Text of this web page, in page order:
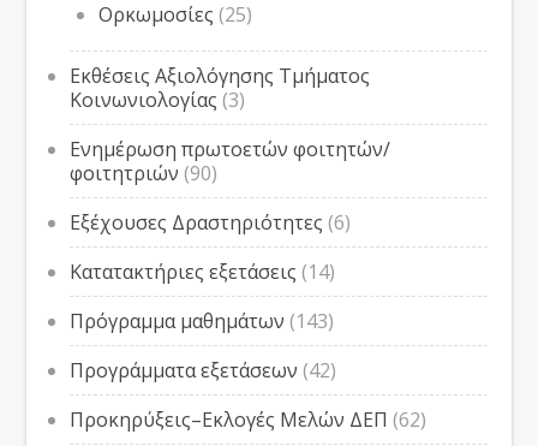
Ορκωμοσίες (25)
Εκθέσεις Αξιολόγησης Τμήματος
Κοινωνιολογίας (3)
Ενημέρωση πρωτοετών φοιτητών/
φοιτητριών (90)
Εξέχουσες Δραστηριότητες (6)
Κατατακτήριες εξετάσεις (14)
Πρόγραμμα μαθημάτων (143)
Προγράμματα εξετάσεων (42)
Προκηρύξεις–Εκλογές Μελών ΔΕΠ (62)